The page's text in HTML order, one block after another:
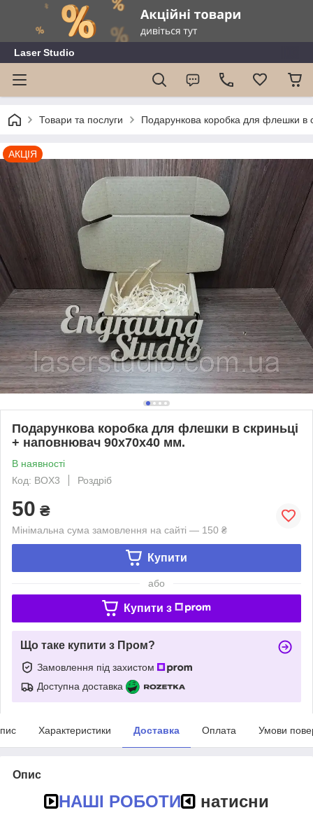
Laser Studio
Товари та послуги Подарункова коробка для флешки в
АКЦІЯ
Подарункова коробка для флешки в скриньці
+ наповнювач 90х70х40 мм.
В наявності
Код: BOX3
Роздріб
50 ₴
Мінімальна сума замовлення на сайті — 150 ₴
Купити
або
Купити з
Що таке купити з Пром?
Замовлення під захистом
Доступна доставка
Характеристики Доставка Оплата Умови
Опис
НАШІ РОБОТИ
натисни